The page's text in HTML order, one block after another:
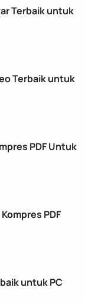
Terbaik untuk
Terbaik untuk
PDF Untuk
PDF
untuk PC